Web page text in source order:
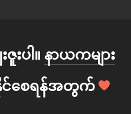
းပါ။ နာယကများ
နိုင်စေရန်အတွက်